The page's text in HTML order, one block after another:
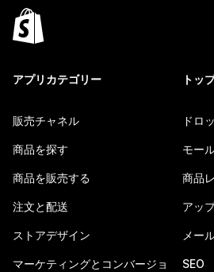
アプリカテゴリー
販売チャネル
商品を探す
商品を販売する
注文と配送
ストアデザイン
マーケティングとコンバージョ
トッ
ドロ
モー
商品
アッ
メー
SEO